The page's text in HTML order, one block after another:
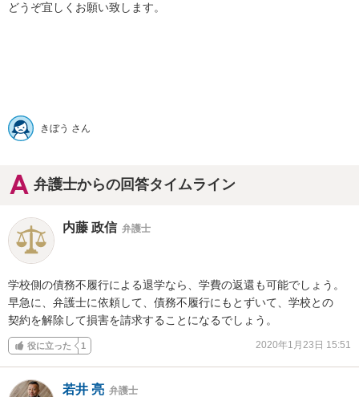
どうぞ宜しくお願い致します。
きぼう さん
弁護士からの回答タイムライン
内藤 政信 弁護士
学校側の債務不履行による退学なら、学費の返還も可能でしょう。
早急に、弁護士に依頼して、債務不履行にもとずいて、学校との
契約を解除して損害を請求することになるでしょう。
役に立った 1 2020年1月23日 15:51
若井 亮 弁護士